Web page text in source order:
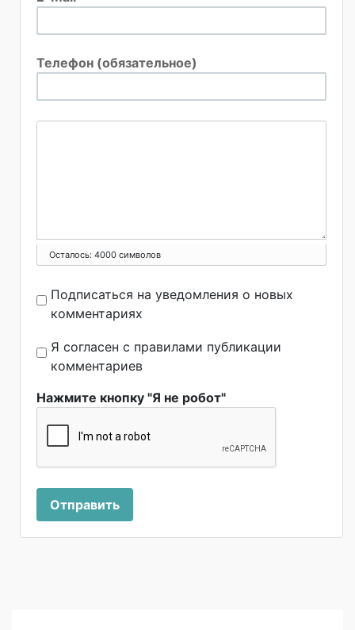
Телефон (обязательное)
Осталось: 4000 символов
Подписаться на уведомления о новых
комментариях
Я согласен с правилами публикации
комментариев
Нажмите кнопку "Я не робот"
Отправить